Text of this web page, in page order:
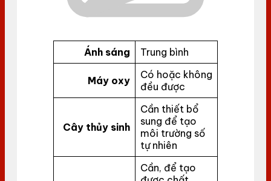
Ánh sáng Trung bình
Máy oxy
Có hoặc không
đều được
Cây thủy sinh
Cần thiết bổ
sung để tạo
môi trường số
tự nhiên
Cần, để tạo